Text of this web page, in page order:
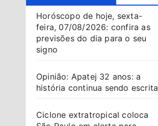
Horóscopo de hoje, sexta-
feira, 07/08/2026: confira as
previsões do dia para o seu
signo
Opinião: Apatej 32 anos: a
história continua sendo escrita
Ciclone extratropical coloca